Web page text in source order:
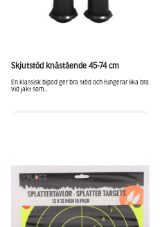
Skjutstöd knästående 45-74 cm
En klassisk bipod ger bra stöd och fungerar lika bra
vid jakt som...